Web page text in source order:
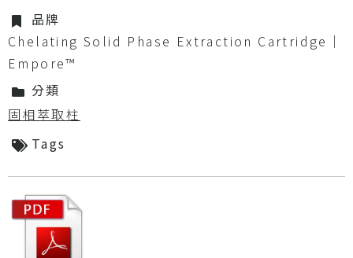
品牌
Chelating Solid Phase Extraction Cartridge｜
Empore™
分類
固相萃取柱
Tags